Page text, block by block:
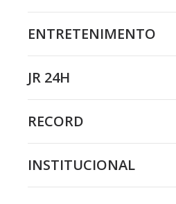
ENTRETENIMENTO
JR 24H
RECORD
INSTITUCIONAL